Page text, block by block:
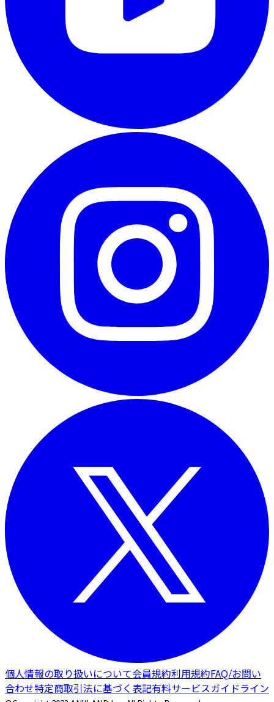
個人情報の取り扱いについて会員規約利用規約FAQ/お問い
合わせ特定商取引法に基づく表記有料サービスガイドライン